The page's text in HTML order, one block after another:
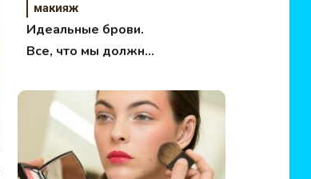
макияж
Идеальные брови.
Все, что мы должны